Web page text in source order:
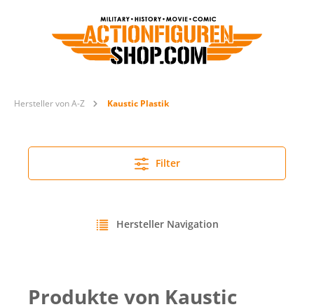
Hersteller von A-Z Kaustic Plastik
Filter
Hersteller Navigation
Produkte von Kaustic